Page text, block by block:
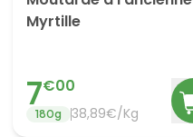
Myrtille
7€00
180g 38,89€/Kg